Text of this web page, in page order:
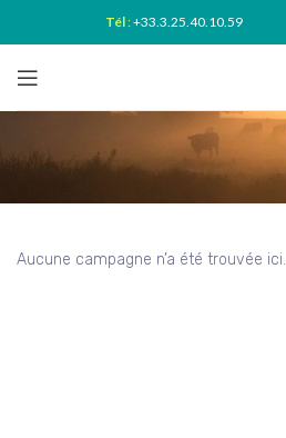
Tél:+33.3.25.40.10.59
Aucune campagne n’a été trouvée ici.